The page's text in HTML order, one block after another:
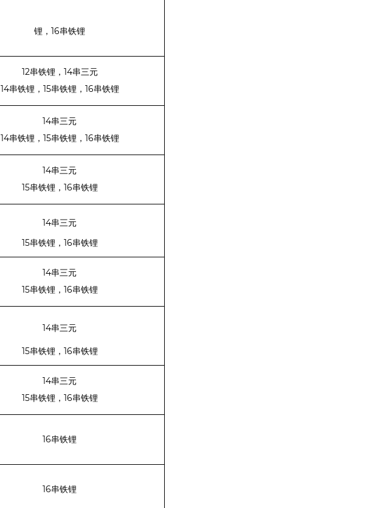
锂， 16串铁锂
12串铁锂， 14串三元
14串铁锂， 15串铁锂， 16串铁锂
14串三元
14串铁锂， 15串铁锂， 16串铁锂
14串三元
15串铁锂， 16串铁锂
14串三元
15串铁锂， 16串铁锂
14串三元
15串铁锂， 16串铁锂
14串三元
15串铁锂， 16串铁锂
14串三元
15串铁锂， 16串铁锂
16串铁锂
16串铁锂